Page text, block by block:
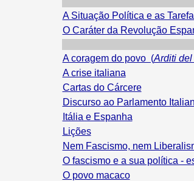
A Situação Política e as
O Caráter da Revolução
A coragem do povo (Arditi
A crise italiana
Cartas do Cárcere
Discurso ao Parlamento
Itália e Espanha
Lições
Nem Fascismo, nem
O fascismo e a sua política -
O povo macaco